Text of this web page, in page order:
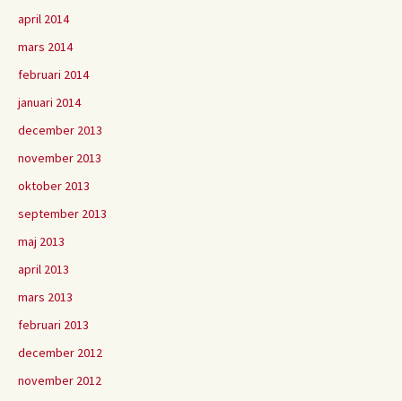
april 2014
mars 2014
februari 2014
januari 2014
december 2013
november 2013
oktober 2013
september 2013
maj 2013
april 2013
mars 2013
februari 2013
december 2012
november 2012